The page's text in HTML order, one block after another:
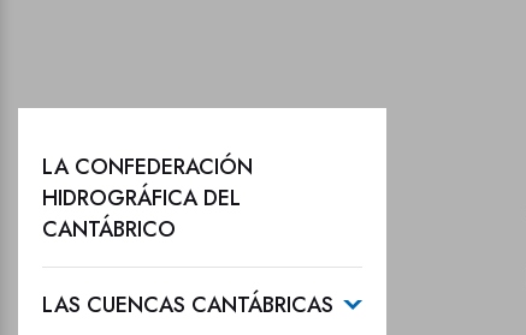
LA CONFEDERACIÓN
HIDROGRÁFICA DEL
CANTÁBRICO
LAS CUENCAS CANTÁBRICAS